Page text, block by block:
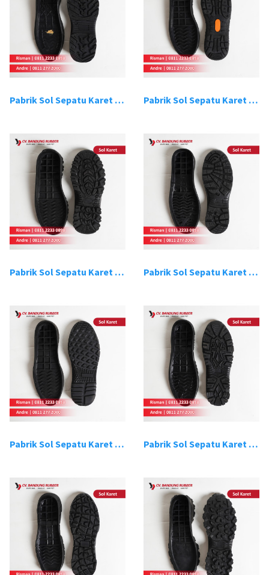
Pabrik Sol Sepatu Karet Bandung 9 Pabrik Sol Sepatu Karet Bandung 10
Pabrik Sol Sepatu Karet Bandung 11 Pabrik Sol Sepatu Karet Bandung 12
Pabrik Sol Sepatu Karet Bandung 13 Pabrik Sol Sepatu Karet Bandung 14